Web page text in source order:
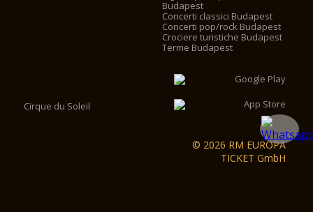
Budapest
Concerti classici Budapest
Concerti pop/rock Budapest
Crociere turistiche Budapest
Terme Budapest
Cirque du Soleil
© 2026 RM EUROPA
TICKET GmbH